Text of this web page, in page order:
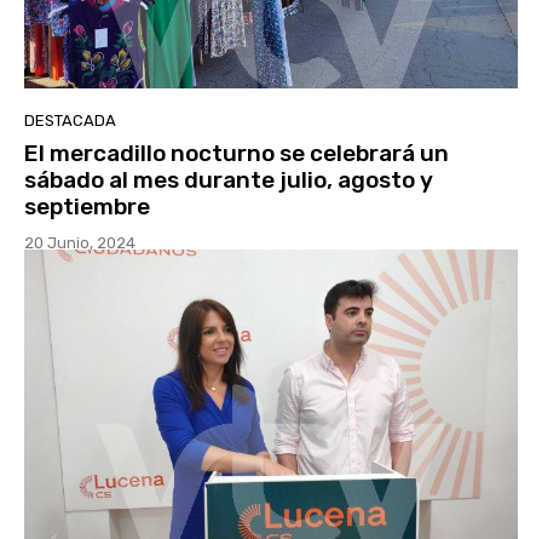
DESTACADA
El mercadillo nocturno se celebrará un
sábado al mes durante julio, agosto y
septiembre
20 Junio, 2024